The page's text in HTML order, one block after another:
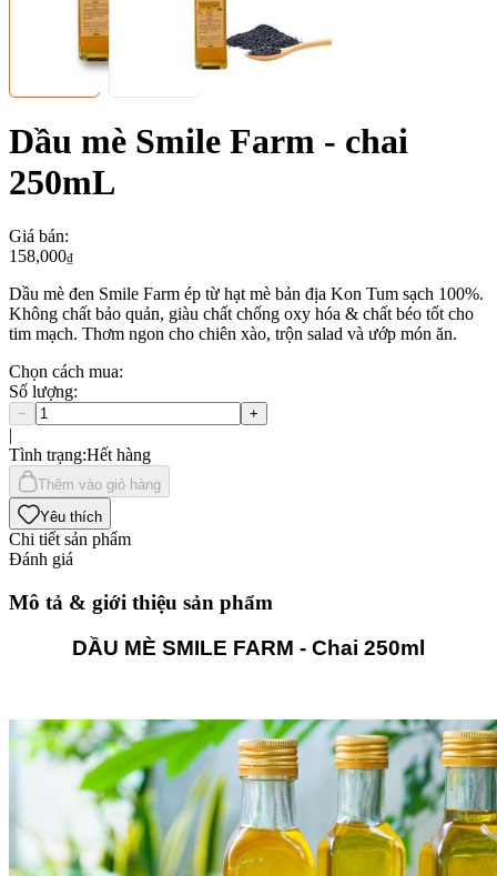
Dầu mè Smile Farm - chai
250mL
Giá bán:
158,000₫
Dầu mè đen Smile Farm ép từ hạt mè bản địa Kon Tum sạch 100%.
Không chất bảo quản, giàu chất chống oxy hóa & chất béo tốt cho
tim mạch. Thơm ngon cho chiên xào, trộn salad và ướp món ăn.
Chọn cách mua:
Số lượng:
− +
|
Tình trạng:Hết hàng
Thêm vào giỏ hàng
Yêu thích
Chi tiết sản phẩm
Đánh giá
Mô tả & giới thiệu sản phẩm
DẦU MÈ SMILE FARM - Chai 250ml